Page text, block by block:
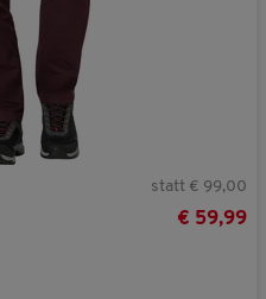
statt € 99,00
€ 59,99